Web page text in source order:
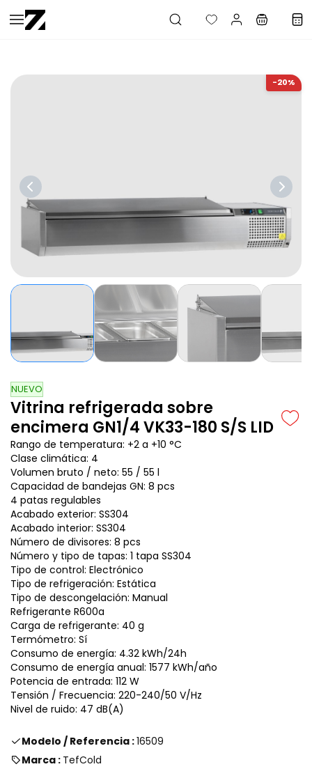
Saltar al
contenido
-20%
NUEVO
Vitrina refrigerada sobre
encimera GN1/4 VK33-180 S/S LID
Rango de temperatura: +2 a +10 °C
Clase climática: 4
Volumen bruto / neto: 55 / 55 l
Capacidad de bandejas GN: 8 pcs
4 patas regulables
Acabado exterior: SS304
Acabado interior: SS304
Número de divisores: 8 pcs
Número y tipo de tapas: 1 tapa SS304
Tipo de control: Electrónico
Tipo de refrigeración: Estática
Tipo de descongelación: Manual
Refrigerante R600a
Carga de refrigerante: 40 g
Termómetro: Sí
Consumo de energía: 4.32 kWh/24h
Consumo de energía anual: 1577 kWh/año
Potencia de entrada: 112 W
Tensión / Frecuencia: 220-240/50 V/Hz
Nivel de ruido: 47 dB(A)
Modelo / Referencia :16509
Marca : TefCold